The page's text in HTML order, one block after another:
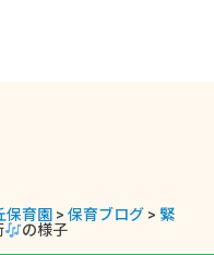
保育園 > 保育ブログ > 緊
の様子